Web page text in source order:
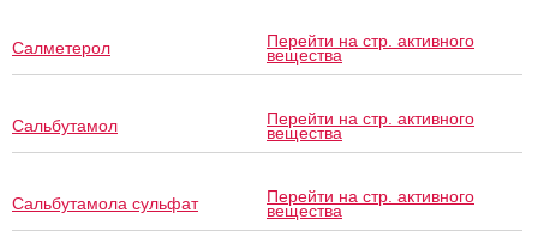
Салметерол Перейти на стр. активного
вещества
Сальбутамол Перейти на стр. активного
вещества
Сальбутамола сульфат Перейти на стр. активного
вещества